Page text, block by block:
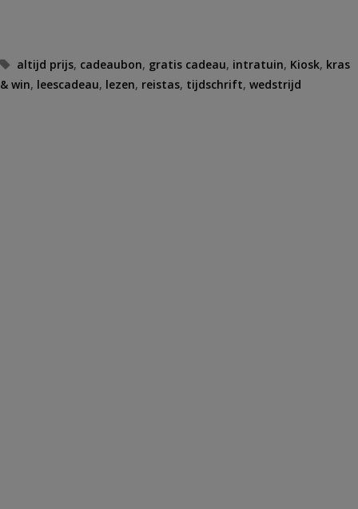
Tags
altijd prijs, cadeaubon, gratis cadeau, intratuin, Kiosk, kras
& win, leescadeau, lezen, reistas, tijdschrift, wedstrijd